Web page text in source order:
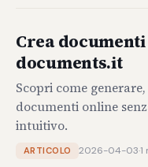
Crea
documents.it
Scopri come
documenti online
intuitivo.
ARTICOLO 2026-04-03·